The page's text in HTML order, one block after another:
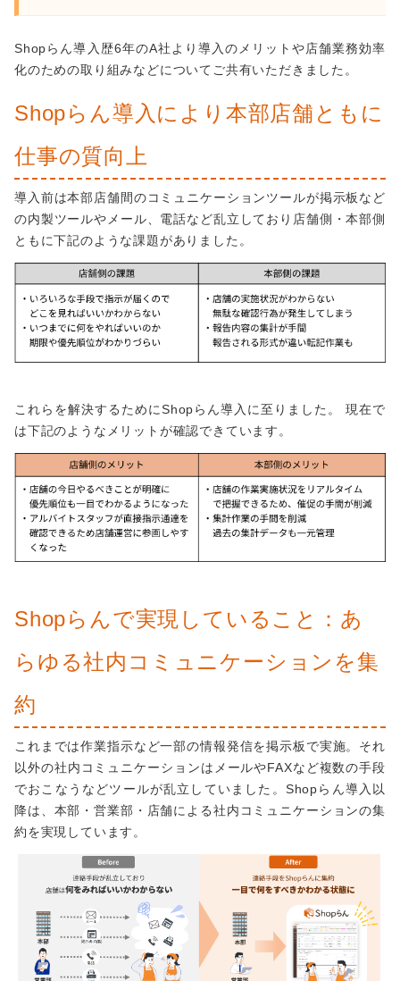
他の事例も見てみる
Shopらん導入歴6年のA社より導入のメリットや店舗業務効率
化のための取り組みなどについてご共有いただきました。
Shopらん導入により本部店舗ともに
仕事の質向上
導入前は本部店舗間のコミュニケーションツールが掲示板など
の内製ツールやメール、電話など乱立しており店舗側・本部側
ともに下記のような課題がありました。
これらを解決するためにShopらん導入に至りました。 現在で
は下記のようなメリットが確認できています。
Shopらんで実現していること：あ
らゆる社内コミュニケーションを集
約
これまでは作業指示など一部の情報発信を掲示板で実施。それ
以外の社内コミュニケーションはメールやFAXなど複数の手段
でおこなうなどツールが乱立していました。Shopらん導入以
降は、本部・営業部・店舗による社内コミュニケーションの集
約を実現しています。